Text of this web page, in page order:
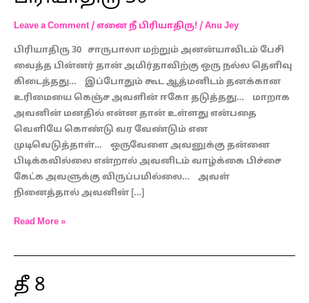
Leave a Comment/எனை நீ பிரியாதிரு! /Anu Jey
பிரியாதிரு 30 சாருபாலா மற்றும் அனன்யாவிடம் பேசி
வைத்த பின்னர் தான் அமிர்தாவிற்கு ஒரு நல்ல தெளிவு
கிடைத்தது… இப்போதும் கூட ஆத்மனிடம் தனக்கான
உரிமையை கெஞ்ச அவளின் ஈகோ தடுத்தது… மாறாக
அவனின் மனதில் என்ன தான் உள்ளது என்பதை
வெளியே கொண்டு வர வேண்டும் என
முடிவெடுத்தாள்… ஒருவேளை அவனுக்கு தன்னை
பிடிக்கவில்லை என்றால் அவனிடம் வாழ்க்கை பிச்சை
கேட்க அவளுக்கு விருப்பமில்லை… அவள்
நினைத்தால் அவனின் […]
Read More »
தீ 8
தீ
8